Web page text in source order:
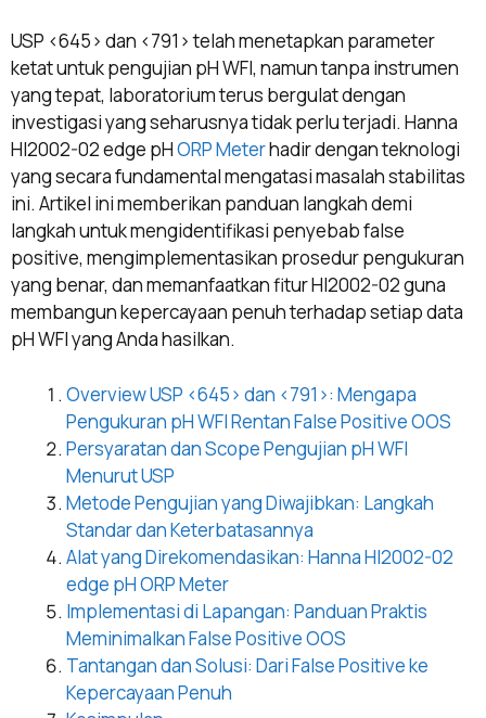
USP <645> dan <791> telah menetapkan parameter
ketat untuk pengujian pH WFI, namun tanpa instrumen
yang tepat, laboratorium terus bergulat dengan
investigasi yang seharusnya tidak perlu terjadi. Hanna
HI2002-02 edge pHORP Meterhadir dengan teknologi
yang secara fundamental mengatasi masalah stabilitas
ini. Artikel ini memberikan panduan langkah demi
langkah untuk mengidentifikasi penyebab false
positive, mengimplementasikan prosedur pengukuran
yang benar, dan memanfaatkan fitur HI2002-02 guna
membangun kepercayaan penuh terhadap setiap data
pH WFI yang Anda hasilkan.
Overview USP <645> dan <791>: Mengapa
Pengukuran pH WFI Rentan False Positive OOS
Persyaratan dan Scope Pengujian pH WFI
Menurut USP
Metode Pengujian yang Diwajibkan: Langkah
Standar dan Keterbatasannya
Alat yang Direkomendasikan: Hanna HI2002-02
edge pH ORP Meter
Implementasi di Lapangan: Panduan Praktis
Meminimalkan False Positive OOS
Tantangan dan Solusi: Dari False Positive ke
Kepercayaan Penuh